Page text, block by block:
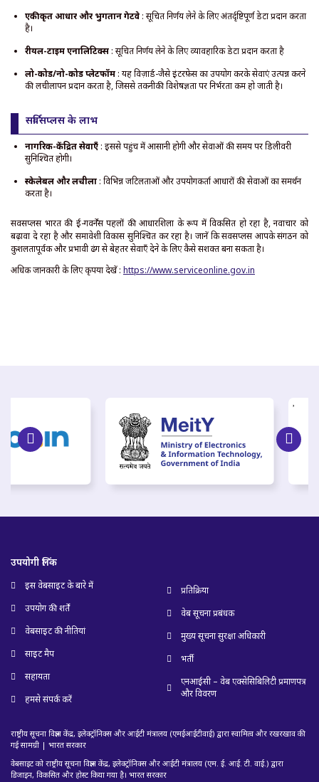
एकीकृत आधार और भुगतान गेटवे : सूचित निर्णय लेने के लिए अंतर्दृष्टिपूर्ण डेटा प्रदान करता
है।
रीयल-टाइम एनालिटिक्स : सूचित निर्णय लेने के लिए व्यावहारिक डेटा प्रदान करता है
लो-कोड/नो-कोड प्लेटफॉर्म : यह विज़ार्ड-जैसे इंटरफ़ेस का उपयोग करके सेवाएं उत्पन्न करने
की लचीलापन प्रदान करता है, जिससे तकनीकी विशेषज्ञता पर निर्भरता कम हो जाती है।
सर्विसप्लस के लाभ
नागरिक-केंद्रित सेवाएँ : इससे पहुंच में आसानी होगी और सेवाओं की समय पर डिलीवरी
सुनिश्चित होगी।
स्केलेबल और लचीला : विभिन्न जटिलताओं और उपयोगकर्ता आधारों की सेवाओं का समर्थन
करता है।
सर्विसप्लस भारत की ई-गवर्नेंस पहलों की आधारशिला के रूप में विकसित हो रहा है, नवाचार को
बढ़ावा दे रहा है और समावेशी विकास सुनिश्चित कर रहा है। जानें कि सर्विसप्लस आपके संगठन को
कुशलतापूर्वक और प्रभावी ढंग से बेहतर सेवाएँ देने के लिए कैसे सशक्त बना सकता है।
अधिक जानकारी के लिए कृपया देखें : https://www.serviceonline.gov.in
उपयोगी लिंक
इस वेबसाइट के बारे में
उपयोग की शर्तें
वेबसाइट की नीतियां
साइट मैप
सहायता
हमसे संपर्क करें
प्रतिक्रिया
वेब सूचना प्रबंधक
मुख्य सूचना सुरक्षा अधिकारी
भर्ती
एनआईसी – वेब एक्सेसिबिलिटी प्रमाणपत्र
और विवरण
राष्ट्रीय सूचना विज्ञान केंद्र, इलेक्ट्रॉनिक्स और आईटी मंत्रालय (एमईआईटीवाई) द्वारा स्वामित्व और रखरखाव की
गई सामग्री | भारत सरकार
वेबसाइट को राष्ट्रीय सूचना विज्ञान केंद्र, इलेक्ट्रॉनिक्स और आईटी मंत्रालय (एम. ई. आई. टी. वाई.) द्वारा
डिजाइन, विकसित और होस्ट किया गया है। भारत सरकार